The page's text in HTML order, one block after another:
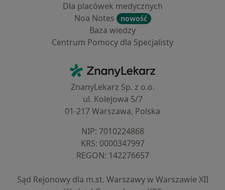
Dla placówek medycznych
Noa Notes
nowość
Baza wiedzy
Centrum Pomocy dla Specjalisty
ZnanyLekarz - Strona główna
ZnanyLekarz Sp. z o.o.
ul. Kolejowa 5/7
01-217 Warszawa, Polska
NIP: ⁠7010224868
KRS: ⁠0000347997
REGON: ⁠142276657
Sąd Rejonowy dla m.st. Warszawy w Warszawie XII